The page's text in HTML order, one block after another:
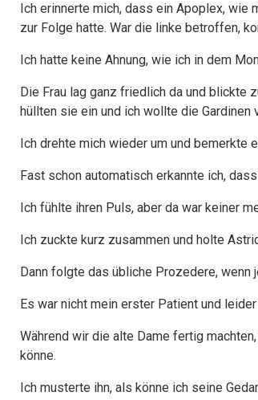
Ich erinnerte mich, dass ein Apoplex, wie
zur Folge hatte. War die linke betroffen,
Ich hatte keine Ahnung, wie ich in dem
Die Frau lag ganz friedlich da und blickte
hüllten sie ein und ich wollte die Gardinen
Ich drehte mich wieder um und bemerkte
Fast schon automatisch erkannte ich,
Ich fühlte ihren Puls, aber da war keiner
Ich zuckte kurz zusammen und holte
Dann folgte das übliche Prozedere, wenn
Es war nicht mein erster Patient und
Während wir die alte Dame fertig
könne.
Ich musterte ihn, als könne ich seine